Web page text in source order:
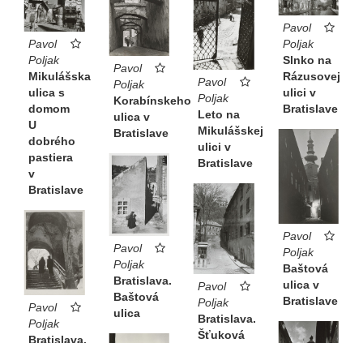
Pavol
Poljak
Mikulášska
ulica s
domom
U
dobrého
pastiera
v
Bratislave
Pavol
Poljak
Korabínskeho
ulica v
Bratislave
Pavol
Poljak
Leto na
Mikulášskej
ulici v
Bratislave
Pavol
Poljak
Slnko na
Rázusovej
ulici v
Bratislave
Pavol
Poljak
Baštová
ulica v
Bratislave
Pavol
Poljak
Bratislava.
Baštová
ulica
Pavol
Poljak
Bratislava.
Šťuková
Pavol
Poljak
Bratislava.